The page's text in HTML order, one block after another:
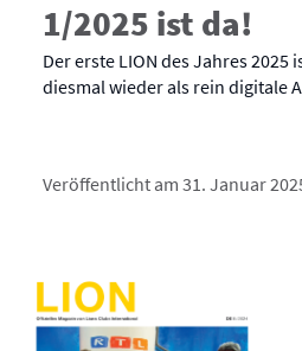
1/2025 ist da!
Der erste LION des Jahres 2025
diesmal wieder als rein digitale
Veröffentlicht am 31. Januar